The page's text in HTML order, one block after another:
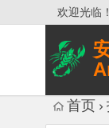
欢迎光临！
网络安全
首页